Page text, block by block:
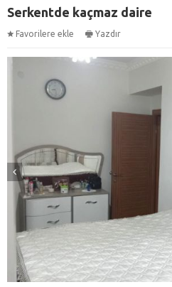
Serkentde kaçmaz daire
Favorilere ekle Yazdır